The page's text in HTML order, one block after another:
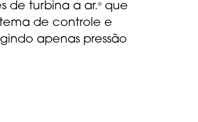
de turbina a ar.®que
de controle e
apenas pressão